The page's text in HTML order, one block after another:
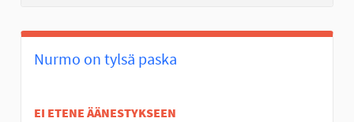
Nurmo on tylsä paska
EI ETENE ÄÄNESTYKSEEN